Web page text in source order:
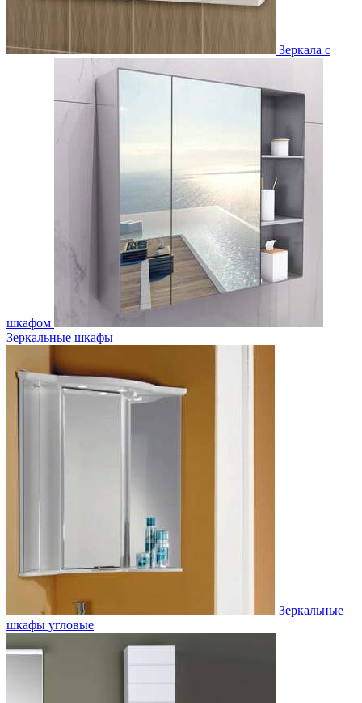
Зеркала с
шкафом
Зеркальные шкафы
Зеркальные
шкафы угловые